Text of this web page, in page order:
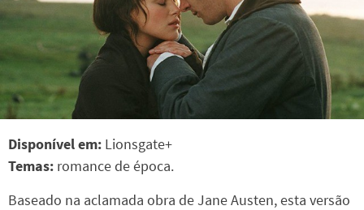
Disponível em: Lionsgate+
Temas: romance de época.
Baseado na aclamada obra de Jane Austen, esta versão